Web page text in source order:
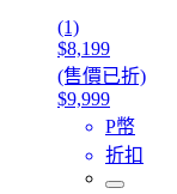
(1)
$8,199
(售價已折)
$9,999
P幣
折扣